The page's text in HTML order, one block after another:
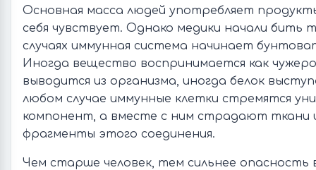
Основная масса людей употребляет
себя чувствует. Однако медики начали бить
случаях иммунная система начинает
Иногда вещество воспринимается как
выводится из организма, иногда белок
любом случае иммунные клетки стремятся
компонент, а вместе с ним страдают ткани
фрагменты этого соединения.
Чем старше человек, тем сильнее опасность